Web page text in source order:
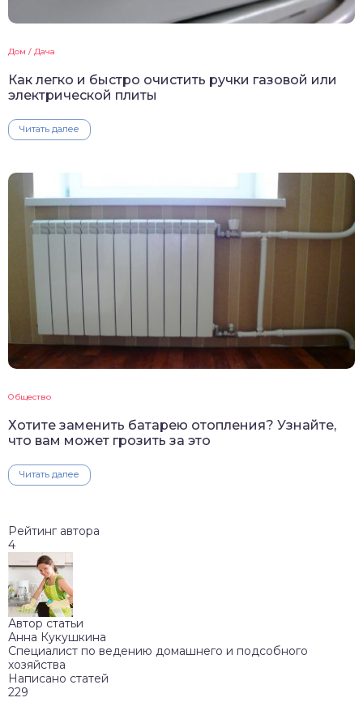
Дом / Дача
Как легко и быстро очистить ручки газовой или
электрической плиты
Читать далее
Общество
Хотите заменить батарею отопления? Узнайте,
что вам может грозить за это
Читать далее
Рейтинг автора
4
Автор статьи
Анна Кукушкина
Специалист по ведению домашнего и подсобного
хозяйства
Написано статей
229